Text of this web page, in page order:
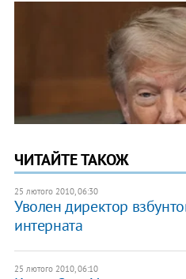
ЧИТАЙТЕ ТАКОЖ
25 лютого 2010, 06:30
Уволен директор
интерната
25 лютого 2010, 06:10